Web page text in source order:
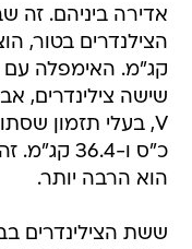
שישה צילינדרים,
כ"ס ו-
הוא הרבה יותר.
ששת הצילינדרים